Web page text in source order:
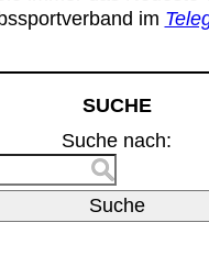
im
SUCHE
Suche nach:
Suche